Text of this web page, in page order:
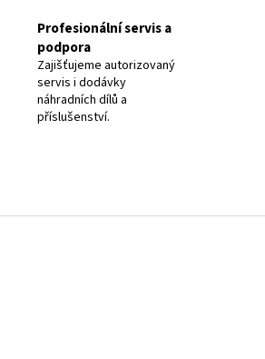
Profesionální servis a
podpora
Zajišťujeme autorizovaný
servis i dodávky
náhradních dílů a
příslušenství.